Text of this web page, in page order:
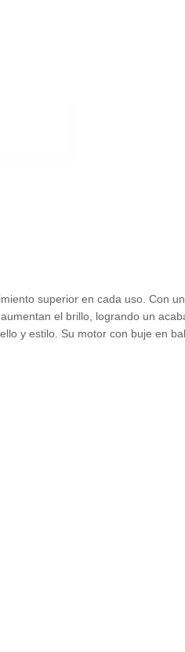
superior en cada uso. Con
el brillo, logrando un
y estilo. Su motor con buje en